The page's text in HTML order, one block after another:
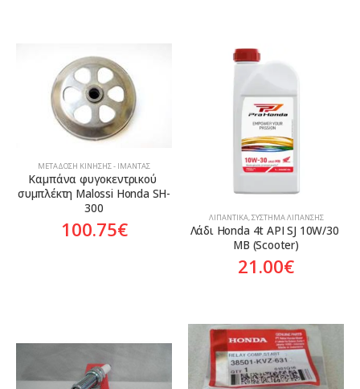
ΜΕΤΆΔΟΣΗ ΚΊΝΗΣΗΣ - ΙΜΆΝΤΑΣ
Καμπάνα φυγοκεντρικού
συμπλέκτη Malossi Honda SH-
300
100.75€ ΛΙΠΑΝΤΙΚΆ,ΣΎΣΤΗΜΑ ΛΊΠΑΝΣΗΣ
Λάδι Honda 4t API SJ 10W/30
MB (Scooter)
21.00€